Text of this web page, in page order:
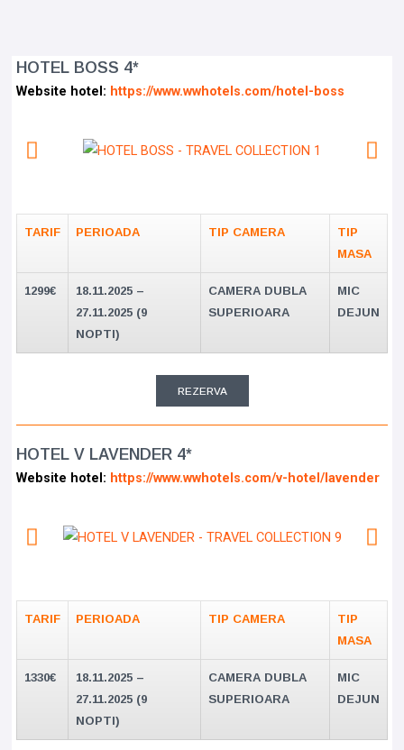
HOTEL BOSS 4*
Website hotel: https://www.wwhotels.com/hotel-boss
TARIF PERIOADA TIP CAMERA
TIP
MASA
1299€
18.11.2025 –
27.11.2025 (9
NOPTI)
CAMERA DUBLA
SUPERIOARA
MIC
DEJUN
REZERVA
HOTEL V LAVENDER 4*
Website hotel: https://www.wwhotels.com/v-hotel/lavender
TARIF PERIOADA TIP CAMERA
TIP
MASA
1330€
18.11.2025 –
27.11.2025 (9
NOPTI)
CAMERA DUBLA
SUPERIOARA
MIC
DEJUN